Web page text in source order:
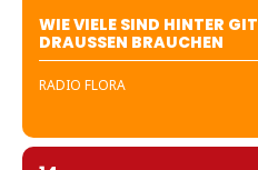
WIE VIELE SIND HINTER
DRAUSSEN BRAUCHEN
RADIO FLORA